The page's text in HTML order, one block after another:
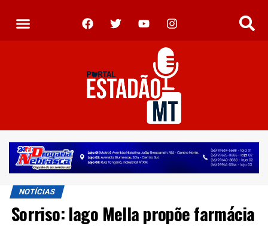
NOTÍCIAS
Sorriso: Iago Mella propõe farmácia